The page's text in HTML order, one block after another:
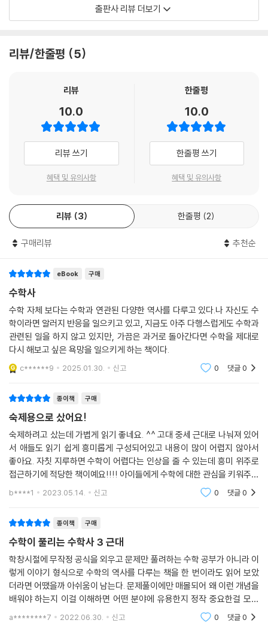
처음에는 ‘셈을 간단하게 하려면 수를 어떻게 표현하는 게 좋을까?’, ‘육지
계산하려면 어떻게 해야 할까?’, ‘이자를 간단하게 계산하는 방법은 없을
이 일상에서 끌어올린 질문이 무엇인지, 그 질문을 논리적으로 해결해가는
과정은 어떠한지를 보여줌으로써 자연스럽게 수학적 사고를 키울 수 있게
도와주는 것이 이 책의 매력이다.
수학사를 통해 익히는 수학의 논리
이 책은 역사 속 수학의 발달 과정을 통해 수학 개념과 원리를 기초부터 차
근차근 이해하도록 돕는다. 수학 이론이 어디서, 누구에 의해, 어떻게 만들
어져 발전하고 정립되었는가를 살펴보는 수학사는 재미있는 한편의 이야
기와 같아서, 이를 차근차근 읽다 보면 어려운 수학 논리를 자연스럽게 이
과정을 따라가다 보면, 수학적 논리가 촘촘해지는 동시에 비판적이고 창의
적인 문제 해결 능력이 절로 길러진다.
중고등 교육과정에 포함된 수학 개념들을 꽉 잡아주는 교양서
세 권으로 구성된 [수학이 풀리는 수학사]에는 현재 중고교 교과과정에서
가르치고 있는 여러 수학 개념이 포함되어 있다. 1 고대 편은 인류 문명이
태동하던 고대 시대의 수학을 다루고 있다. 수의 발달 과정부터 고대 이집
하는 증명과 법칙들을 탄생시킨 고대 그리스 학자들의 이야기까지 수학사
의 흥미진진한 이야기가 다채롭게 펼쳐진다.
2 중세 편에서는 중세 유럽을 중심으로 수학의 주요 개념이 형성되어 온 역
사의 현장을 자세히 살펴본다. 창궐하는 전염병을 막기 위해 통계학이 발
전했고, 상공업이 부흥한 르네상스 시대에는 상인들의 이익과 맞물려 3차
방정식과 그 계산법이 발명되는 등 수학 개념이 세분화되고 정교해졌다. 3
린 근대 수학의 위대한 성취를 소개한다. 천체 현상을 수학적으로 분석하
분이 발명되는 등 고차원적으로 발전해온 근대 수학의 여정을 살펴본다.
저자는 교과서에서는 볼 수 없는 수학의 숨은 이야기를 소개하며 독자들의
흥미를 자극할 뿐 아니라, 친절하고 자세한 설명을 통해 독자들이 중고교
과정에서 배우는 개념들을 완벽하게 이해하고 넘어갈 수 있도록 돕는다.
중학교 입학을 앞두고 있거나, 중학교에 다니는 독자들은 이 책을 읽으며
출판사 리뷰 더보기
리뷰/한줄평 5
리뷰
10.0
리뷰 쓰기
혜택 및 유의사항
한줄평
10.0
한줄평 쓰기
혜택 및 유의사항
리뷰 3 한줄평 2
구매리뷰 추천순
eBook 구매
수학사
수학 자체 보다는 수학과 연관된 다양한 역사를 다루고 있다.나 자신도 수
학이라면 알러지 반응을 일으키고 있고, 지금도 아주 다행스럽게도 수학과
관련된 일을 하지 않고 있지만, 가끔은 과거로 돌아간다면 수학을 제대로
다시 해보고 싶은 욕망을 일으키게 하는 책이다.
c******9 2025.01.30. 신고 0 댓글0
종이책 구매
숙제용으로 샀어요!
숙제하려고 샀는데 가볍게 읽기 좋네요. ^^ 고대 중세 근대로 나눠져 있어
서 애들도 읽기 쉽게 흥미롭게 구성되어있고 내용이 많이 어렵지 않아서
좋아요. 자칫 지루하면 수학이 어렵다는 인상을 줄 수 있는데 흥미 위주로
접근하기에 적당한 책이예요!!!! 아이들에게 수학에 대한 관심을 키워주기
에 좋은 책이라 초등 고학년이나 증등학생들이 읽기에 좋을것 같아요.
b****1 2023.05.14. 신고 0 댓글0
종이책 구매
수학이 풀리는 수학사 3 근대
학창시절에 무작정 공식을 외우고 문제만 풀려하는 수학 공부가 아니라 이
렇게 이야기 형식으로 수학의 역사를 다루는 책을 한 번이라도 읽어 보았
더라면 어땠을까 아쉬움이 남는다. 문제풀이에만 매몰되어 왜 이런 개념을
배워야 하는지 이걸 이해하면 어떤 분야에 유용한지 정작 중요한걸 모른
채 덮어놓고 무작정 덤벼든 내 자신이 지금 생각해 보면 너무 무모하고 안
a********7 2022.06.30. 신고 0 댓글0